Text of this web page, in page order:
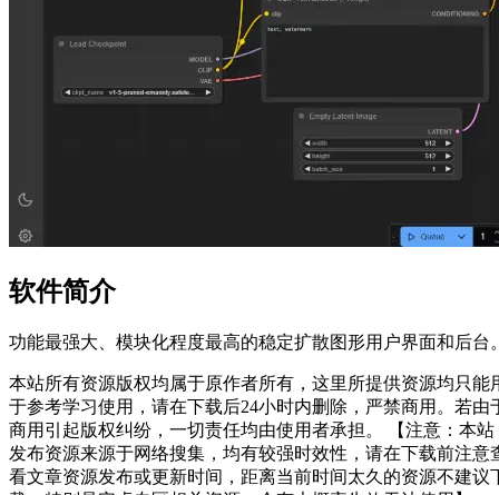
软件简介
功能最强大、模块化程度最高的稳定扩散图形用户界面和后台
本站所有资源版权均属于原作者所有，这里所提供资源均只能
于参考学习使用，请在下载后24小时内删除，严禁商用。若由
商用引起版权纠纷，一切责任均由使用者承担。 【注意：本站
发布资源来源于网络搜集，均有较强时效性，请在下载前注意
看文章资源发布或更新时间，距离当前时间太久的资源不建议